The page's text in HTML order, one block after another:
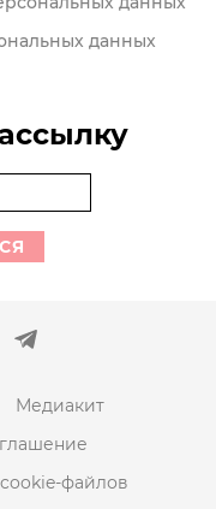
данных
Медиакит
файлов